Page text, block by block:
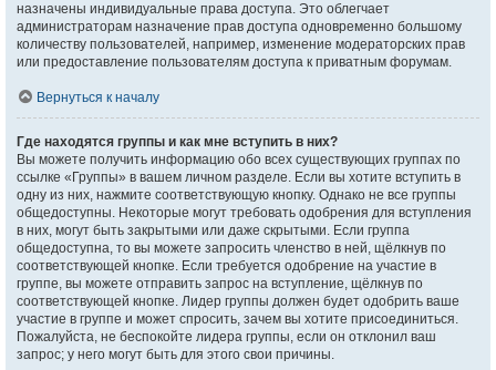
назначены индивидуальные права доступа. Это облегчает
администраторам назначение прав доступа одновременно большому
количеству пользователей, например, изменение модераторских прав
или предоставление пользователям доступа к приватным форумам.
Вернуться к началу
Где находятся группы и как мне вступить в них?
Вы можете получить информацию обо всех существующих группах по
ссылке «Группы» в вашем личном разделе. Если вы хотите вступить в
одну из них, нажмите соответствующую кнопку. Однако не все группы
общедоступны. Некоторые могут требовать одобрения для вступления
в них, могут быть закрытыми или даже скрытыми. Если группа
общедоступна, то вы можете запросить членство в ней, щёлкнув по
соответствующей кнопке. Если требуется одобрение на участие в
группе, вы можете отправить запрос на вступление, щёлкнув по
соответствующей кнопке. Лидер группы должен будет одобрить ваше
участие в группе и может спросить, зачем вы хотите присоединиться.
Пожалуйста, не беспокойте лидера группы, если он отклонил ваш
запрос; у него могут быть для этого свои причины.